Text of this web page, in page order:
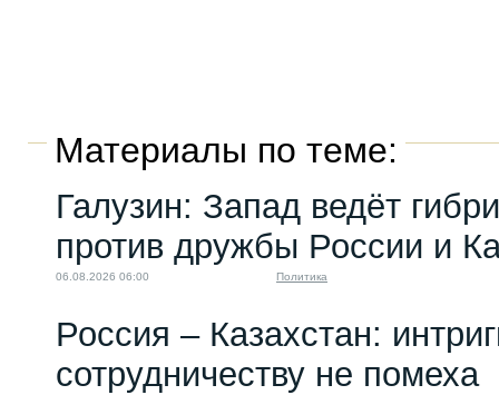
Материалы по теме:
Галузин: Запад ведёт
против дружбы России и
06.08.2026 06:00 Политика
Россия – Казахстан:
сотрудничеству не помеха